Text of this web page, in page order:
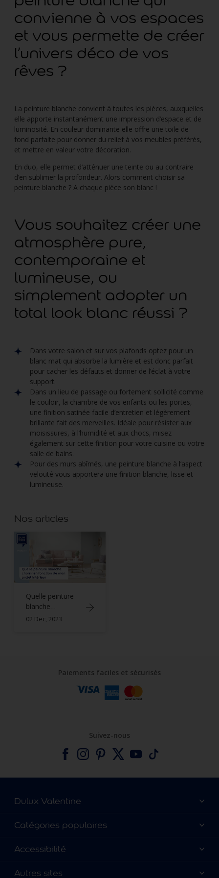
convienne à vos espaces
et vous permette de créer
l’univers déco de vos
rêves ?
La peinture blanche convient à toutes les pièces, auxquelles
elle apporte instantanément une impression d’espace et de
luminosité. En couleur dominante elle offre une toile de
fond parfaite pour donner du relief à vos meubles préférés,
et mettre en valeur votre décoration.
En duo, elle permet d’atténuer une teinte ou au contraire
d’en sublimer la profondeur. Alors comment choisir sa
peinture blanche ? A chaque pièce son blanc !
Vous souhaitez créer une
atmosphère pure,
contemporaine et
lumineuse, ou
simplement adopter un
total look blanc réussi ?
Dans votre salon et sur vos plafonds optez pour un
blanc mat qui absorbe la lumière et est donc parfait
pour cacher les défauts et donner de l’éclat à votre
support.
Dans un lieu de passage ou fortement sollicité comme
le couloir, la chambre de vos enfants ou les portes,
une finition satinée facile d’entretien et légèrement
brillante fait des merveilles. Idéale pour résister aux
moisissures, à l’humidité et aux chocs, misez
également sur cette finition pour votre cuisine ou votre
salle de bains.
Pour des murs abîmés, une peinture blanche à l’aspect
velouté vous apportera une finition blanche, lisse et
lumineuse.
Nos articles
Quelle peinture
blanche
choisir en
02 Dec, 2023
Paiements faciles et sécurisés
Suivez-nous
Dulux Valentine
Catalogues
Nous contacter
Catégories populaires
Nos couleurs
Inspirations
Accessibilité
Précision des couleurs
Autres sites